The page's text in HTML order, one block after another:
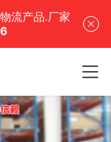
流产品.厂家